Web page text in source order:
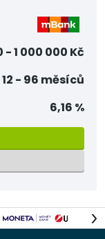
- 1 000 000 Kč
12 - 96 měsíců
6,16 %